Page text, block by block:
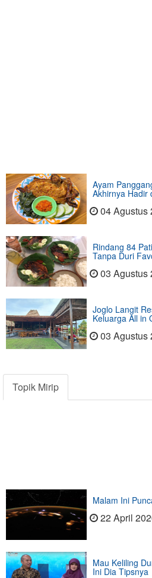
Ayam
Akhirnya Hadir
04 Agustus
Rindang 84
Tanpa Duri
03 Agustus
Joglo Langit
Keluarga All in
03 Agustus
Topik Mirip
Malam Ini
22 April
Mau Keliling
Ini Dia Tipsnya